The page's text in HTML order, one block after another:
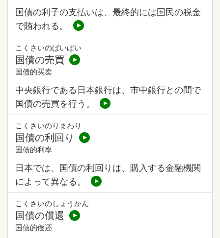
国債の利子の支払いは、最終的には国民の税金
で賄われる。
こくさいのばいばい
国債の売買
国债的买卖
中央銀行である日本銀行は、市中銀行との間で
国債の売買を行う。
こくさいのりまわり
国債の利回り
国债的利率
日本では、国債の利回りは、購入する金融機関
によって異なる。
こくさいのしょうかん
国債の償還
国债的偿还